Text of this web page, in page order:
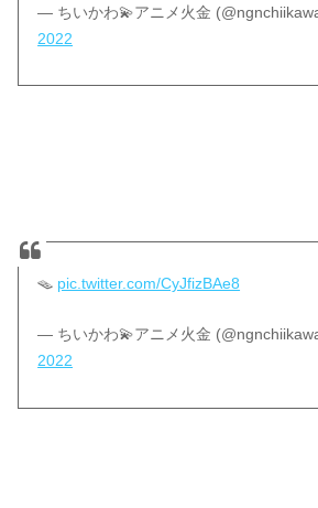
— ちいかわ💫アニメ火金
2022
🪤 pic.twitter.com/CyJfizBAe8
— ちいかわ💫アニメ火金
2022